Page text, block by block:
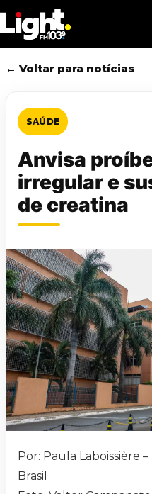
to
main
content
← Voltar para notícias
SAÚDE
Anvisa
irregular e
de creatina
Por: Paula Laboissière
Brasil